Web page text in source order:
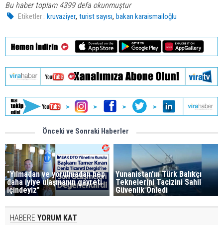
Bu haber toplam 4399 defa okunmuştur
Etiketler : kruvaziyer,turist sayısı,bakan karaismailoğlu
Önceki ve Sonraki Haberler
"Yılmadan ve yorulmadan hep
daha iyiye ulaşmanın gayreti
içindeyiz"
Yunanistan'ın Türk Balıkçı
Teknelerini Tacizini Sahil
Güvenlik Önledi
HABERE YORUM KAT